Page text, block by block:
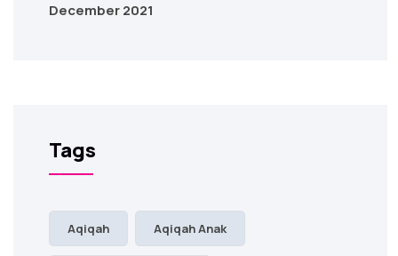
December 2021
Tags
Aqiqah Aqiqah Anak